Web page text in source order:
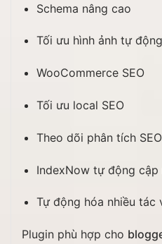
Schema nâng cao
Tối ưu hình ảnh tự động
WooCommerce SEO
Tối ưu local SEO
Theo dõi phân tích
IndexNow tự động cập
Tự động hóa nhiều tác
Plugin phù hợp cho